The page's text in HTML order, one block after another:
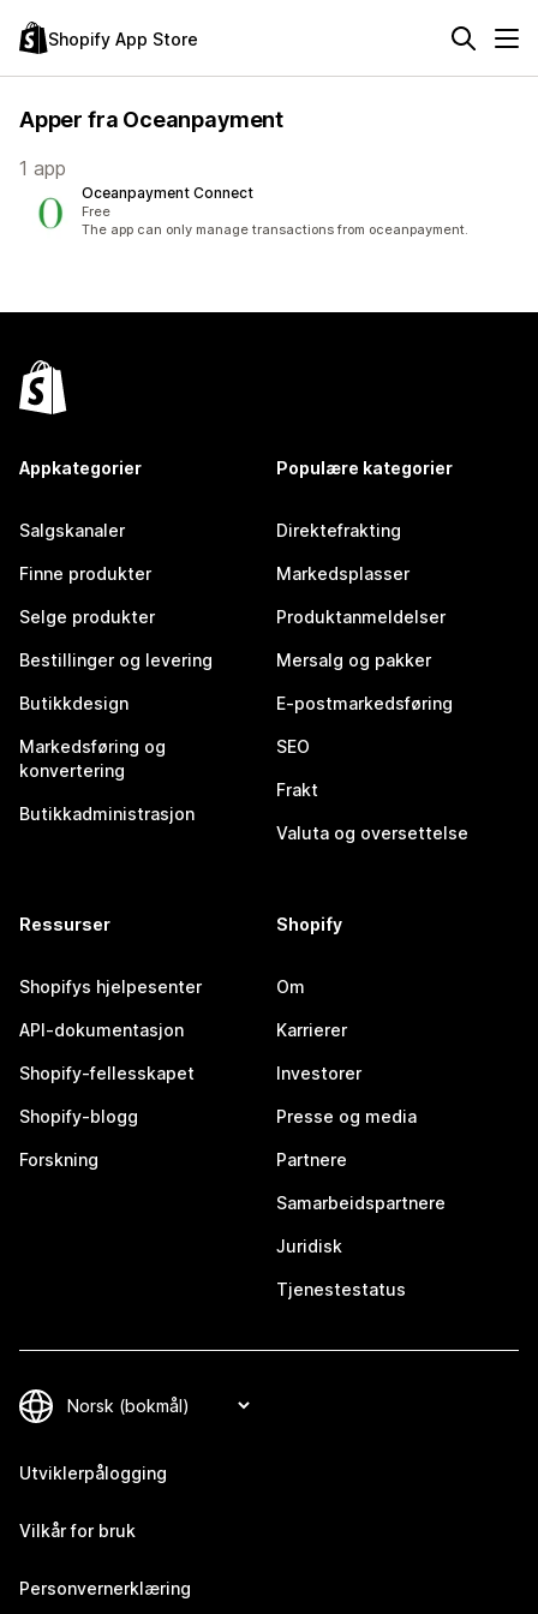
Shopify App Store
Apper fra Oceanpayment
1 app
Oceanpayment Connect
Free
The app can only manage transactions from oceanpayment.
Appkategorier
Salgskanaler
Finne produkter
Selge produkter
Bestillinger og levering
Butikkdesign
Markedsføring og
konvertering
Butikkadministrasjon
Populære kategorier
Direktefrakting
Markedsplasser
Produktanmeldelser
Mersalg og pakker
E-postmarkedsføring
SEO
Frakt
Valuta og oversettelse
Ressurser
Shopifys hjelpesenter
API-dokumentasjon
Shopify-fellesskapet
Shopify-blogg
Forskning
Shopify
Om
Karrierer
Investorer
Presse og media
Partnere
Samarbeidspartnere
Juridisk
Tjenestestatus
Utviklerpålogging
Vilkår for bruk
Personvernerklæring